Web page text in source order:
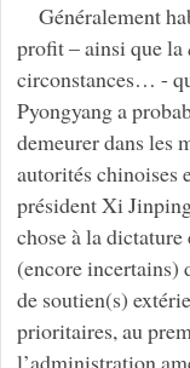
Généralement
profit – ainsi que la
circonstances… -
Pyongyang a
demeurer dans les
autorités chinoises
président Xi
chose à la
(encore incertains)
de soutien(s)
prioritaires, au